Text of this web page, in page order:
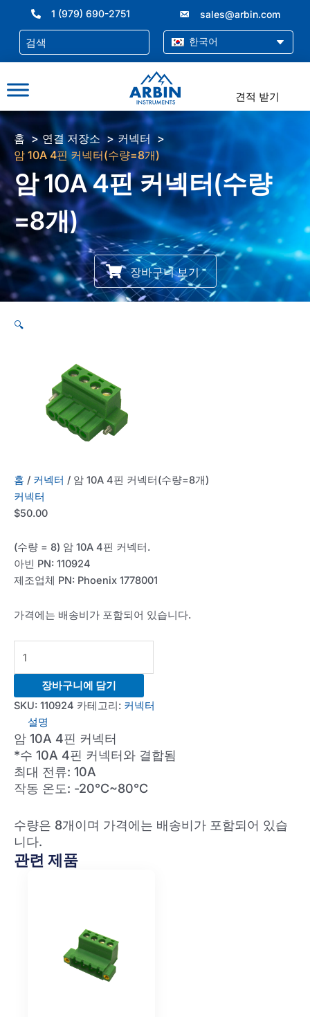
너
기
1 (979) 690-2751 sales@arbin.com
한국어
견적 받기
홈 연결 저장소
커넥터
암 10A 4핀 커넥터(수량=8개)
암 10A 4핀 커넥터(수량
=8개)
장바구니 보기
🔍
홈 / 커넥터 / 암 10A 4핀 커넥터(수량=8개)
커넥터
$50.00
(수량 = 8) 암 10A 4핀 커넥터.
아빈 PN: 110924
제조업체 PN: Phoenix 1778001
가격에는 배송비가 포함되어 있습니다.
10A
pin
Connector
(Qty=8)
수
량
장바구니에 담기
SKU: 110924 카테고리: 커넥터
설명
암 10A 4핀 커넥터
*수 10A 4핀 커넥터와 결합됨
최대 전류: 10A
작동 온도: -20°C~80°C
수량은 8개이며 가격에는 배송비가 포함되어 있습
니다.
관련 제품